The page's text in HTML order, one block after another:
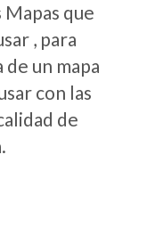
que
, para
un mapa
con las
de